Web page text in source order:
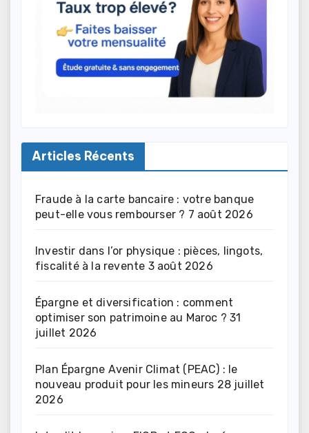
Articles Récents
Fraude à la carte bancaire : votre banque
peut-elle vous rembourser ? 7 août 2026
Investir dans l’or physique : pièces, lingots,
fiscalité à la revente 3 août 2026
Épargne et diversification : comment
optimiser son patrimoine au Maroc ? 31
juillet 2026
Plan Épargne Avenir Climat (PEAC) : le
nouveau produit pour les mineurs 28 juillet
2026